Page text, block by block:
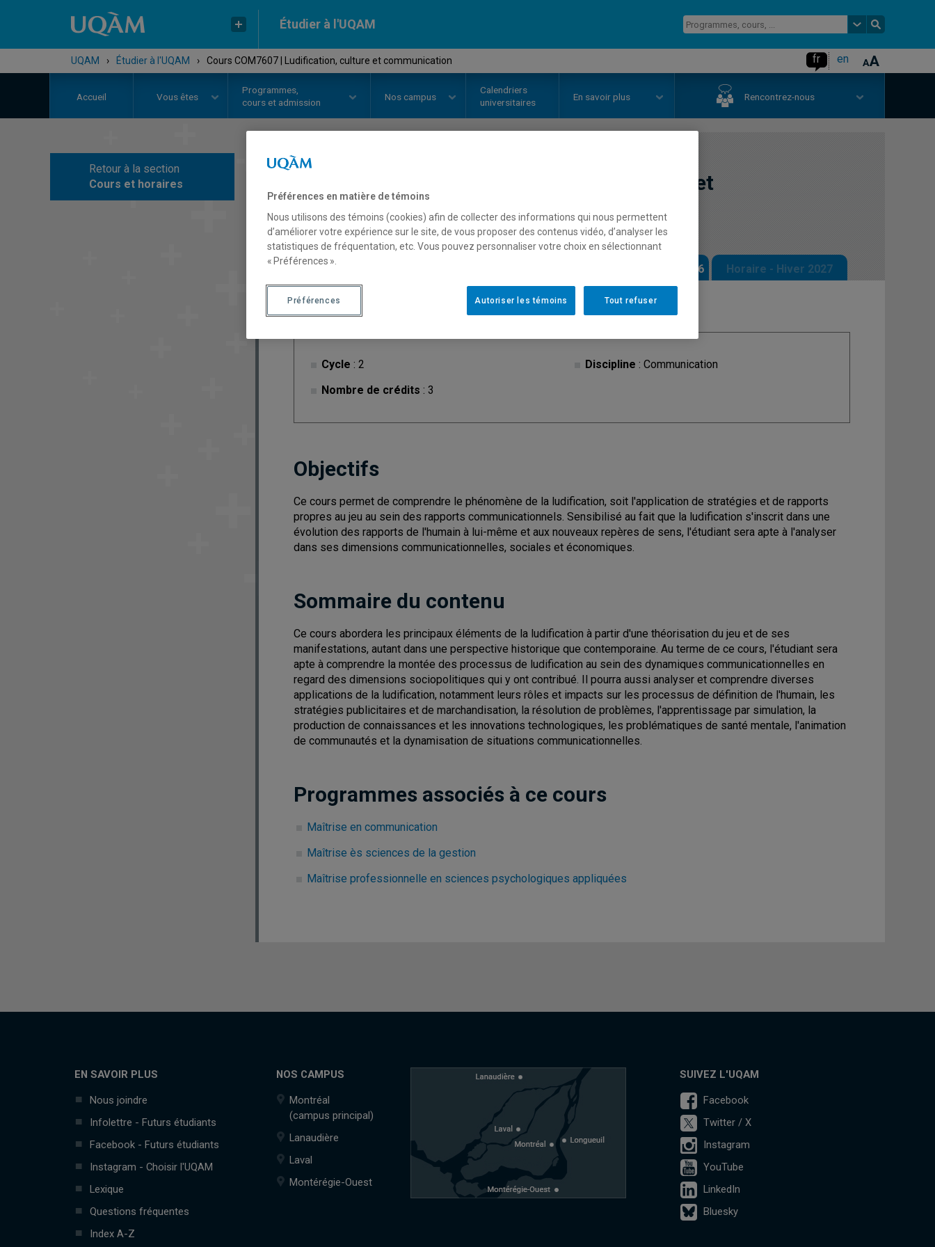
Étudier à l'UQAM
UQAM › Étudier à l'UQAM › Cours COM7607 | Ludification, culture et communication fr en
Accueil Vous êtes
Programmes,
cours et admission
Nos campus
Calendriers
universitaires
En savoir plus Rencontrez-nous
Retour à la section
Cours et horaires
Ludification, culture et
communication
Description Horaire - Automne 2026 Horaire - Hiver 2027
Cycle : 2
Nombre de crédits : 3
Discipline : Communication
Objectifs
Ce cours permet de comprendre le phénomène de la ludification, soit l'application de stratégies et de rapports
propres au jeu au sein des rapports communicationnels. Sensibilisé au fait que la ludification s'inscrit dans une
évolution des rapports de l'humain à lui-même et aux nouveaux repères de sens, l'étudiant sera apte à l'analyser
dans ses dimensions communicationnelles, sociales et économiques.
Sommaire du contenu
Ce cours abordera les principaux éléments de la ludification à partir d'une théorisation du jeu et de ses
manifestations, autant dans une perspective historique que contemporaine. Au terme de ce cours, l'étudiant sera
apte à comprendre la montée des processus de ludification au sein des dynamiques communicationnelles en
regard des dimensions sociopolitiques qui y ont contribué. Il pourra aussi analyser et comprendre diverses
applications de la ludification, notamment leurs rôles et impacts sur les processus de définition de l'humain, les
stratégies publicitaires et de marchandisation, la résolution de problèmes, l'apprentissage par simulation, la
production de connaissances et les innovations technologiques, les problématiques de santé mentale, l'animation
de communautés et la dynamisation de situations communicationnelles.
Programmes associés à ce cours
Maîtrise en communication
Maîtrise ès sciences de la gestion
Maîtrise professionnelle en sciences psychologiques appliquées
EN SAVOIR PLUS
Nous joindre
Infolettre - Futurs étudiants
Facebook - Futurs étudiants
Instagram - Choisir l'UQAM
Lexique
Questions fréquentes
Index A-Z
NOS CAMPUS
Montréal
(campus principal)
Lanaudière
Laval
Montérégie-Ouest
SUIVEZ L'UQAM
Facebook
Twitter / X
Instagram
YouTube
LinkedIn
Bluesky
Préférences en matière de témoins
Nous utilisons des témoins (cookies) afin de collecter des informations qui nous permettent
d’améliorer votre expérience sur le site, de vous proposer des contenus vidéo, d’analyser les
statistiques de fréquentation, etc. Vous pouvez personnaliser votre choix en sélectionnant
« Préférences ».
Tout refuser
Autoriser les témoins
Préférences